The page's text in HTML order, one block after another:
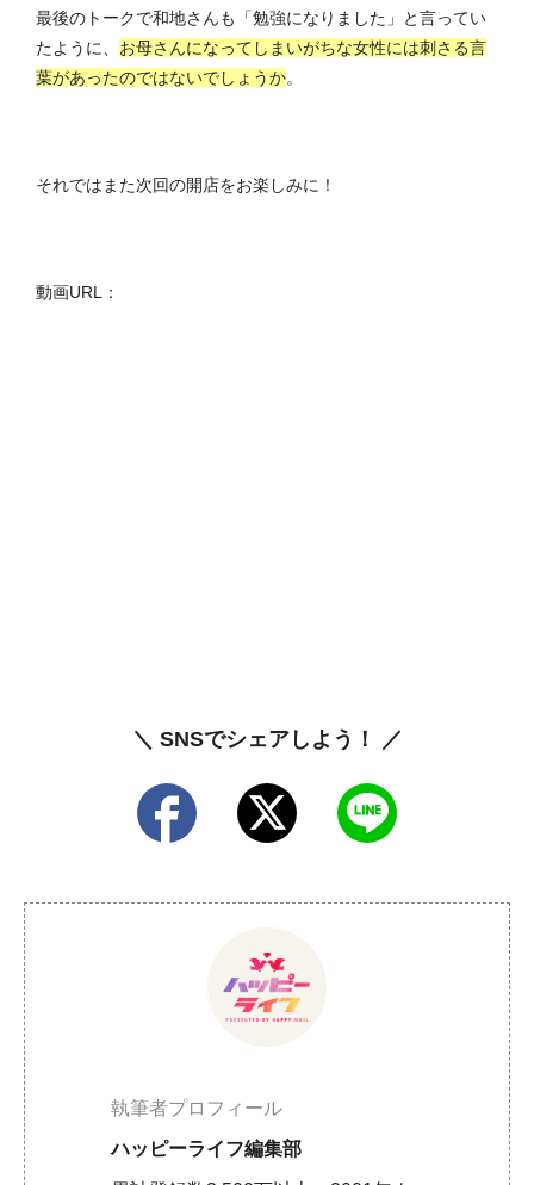
最後のトークで和地さんも「勉強になりました」と言ってい
たように、 お母さんになってしまいがちな女性には刺さる言
葉があったのではないでしょうか。
それではまた次回の開店をお楽しみに！
動画URL：
＼ SNSでシェアしよう！ ／
執筆者プロフィール
ハッピーライフ編集部